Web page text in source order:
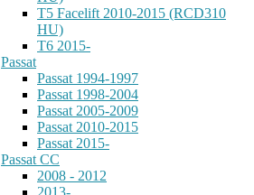
T5 Facelift 2010-2015 (RCD310
HU)
T6 2015-
Passat
Passat 1994-1997
Passat 1998-2004
Passat 2005-2009
Passat 2010-2015
Passat 2015-
Passat CC
2008 - 2012
2013-